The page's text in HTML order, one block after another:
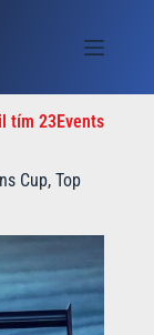
tím 23Events
Cup, Top